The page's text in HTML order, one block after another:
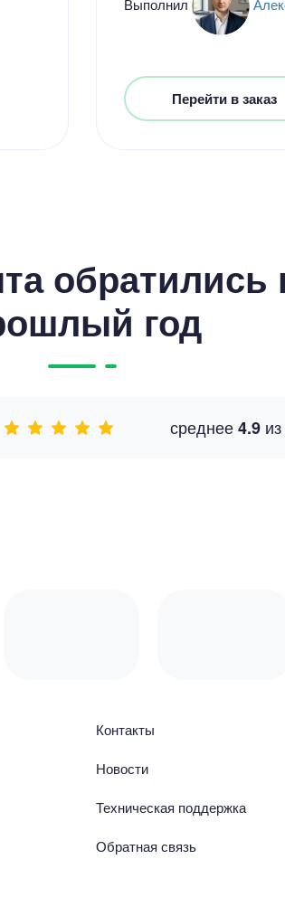
Выполнил
Перейти в заказ
обратились
год
среднее4.9 из
Контакты
Новости
Техническая поддержка
Обратная связь